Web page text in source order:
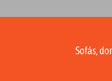
Sofás,